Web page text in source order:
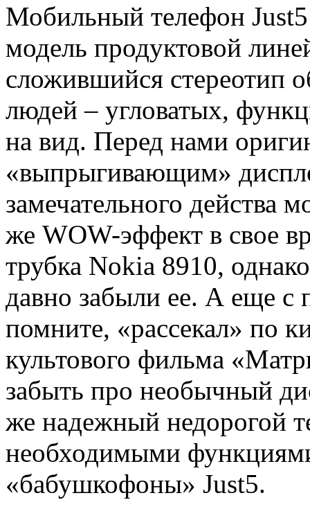
Мобильный телефон
модель продуктовой
сложившийся стереотип
людей – угловатых,
на вид. Перед нами
«выпрыгивающим»
замечательного действа
же WOW-эффект в свое
трубка Nokia 8910,
давно забыли ее. А еще
помните, «рассекал» по
культового фильма
забыть про необычный
же надежный недорогой
необходимыми
«бабушкофоны» Just5.